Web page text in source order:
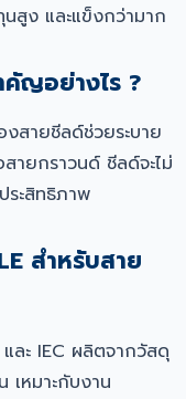
สูง และแข็งกว่ามาก
ญอย่างไร ?
สายชีลด์ช่วยระบาย
ยกราวนด์ ชีลด์จะไม่
ะสิทธิภาพ
สำหรับสาย
ละ IEC ผลิตจากวัสดุ
หมาะกับงาน